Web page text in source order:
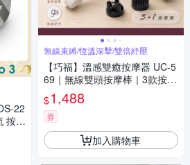
22
按摩
膜
無線束縛/恆溫深擊/雙倍紓壓
【巧福】溫感雙癒按摩器 UC-5
69｜無線雙頭按摩棒｜3款按摩
頭 肩頸按摩/按摩器/腳底按摩/
溫熱按摩
$1,488
券
加入購物車